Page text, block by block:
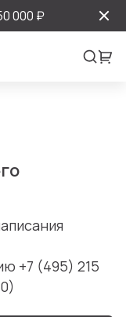
000 ₽
+7 (495) 215